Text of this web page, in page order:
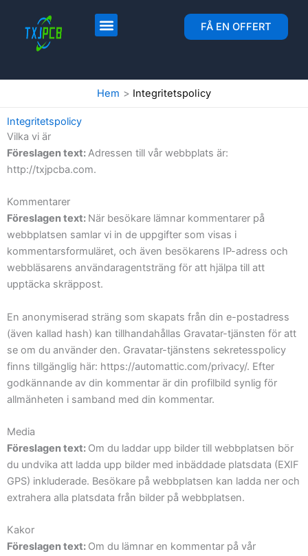
innehåll
FÅ EN OFFERT
Hem Integritetspolicy
Integritetspolicy
Vilka vi är
Föreslagen text:Adressen till vår webbplats är:
http://txjpcba.com.
Kommentarer
Föreslagen text: När besökare lämnar kommentarer på
webbplatsen samlar vi in de uppgifter som visas i
kommentarsformuläret, och även besökarens IP-adress och
webbläsarens användaragentsträng för att hjälpa till att
upptäcka skräppost.
En anonymiserad sträng som skapats från din e-postadress
(även kallad hash) kan tillhandahållas Gravatar-tjänsten för att
se om du använder den. Gravatar-tjänstens sekretesspolicy
finns tillgänglig här: https://automattic.com/privacy/. Efter
godkännande av din kommentar är din profilbild synlig för
allmänheten i samband med din kommentar.
Media
Föreslagen text: Om du laddar upp bilder till webbplatsen bör
du undvika att ladda upp bilder med inbäddade platsdata (EXIF
GPS) inkluderade. Besökare på webbplatsen kan ladda ner och
extrahera alla platsdata från bilder på webbplatsen.
Kakor
Föreslagen text: Om du lämnar en kommentar på vår